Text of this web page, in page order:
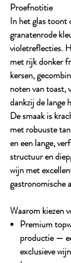
Proefnotitie
In het glas toont
granatenrode
violetreflecties.
metrijk donker
kersen,
noten van toast,
dankzij de lange
De smaak is
met robuuste
en eenlange,
structuur en
wijn met
gastronomische
Waarom kiezen
Premium
productie —
exclusieve